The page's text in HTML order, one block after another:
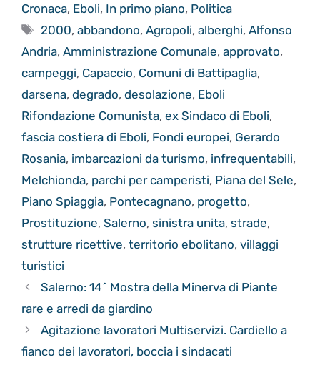
Cronaca, Eboli, In primo piano, Politica
Tag
2000,abbandono,Agropoli,alberghi,Alfonso
Andria, Amministrazione Comunale, approvato,
campeggi, Capaccio, Comuni di Battipaglia,
darsena, degrado, desolazione, Eboli
Rifondazione Comunista, ex Sindaco di Eboli,
fascia costiera di Eboli, Fondi europei, Gerardo
Rosania, imbarcazioni da turismo, infrequentabili,
Melchionda, parchi per camperisti, Piana del Sele,
Piano Spiaggia, Pontecagnano, progetto,
Prostituzione, Salerno, sinistra unita, strade,
strutture ricettive, territorio ebolitano, villaggi
turistici
Salerno: 14^ Mostra della Minerva di Piante
rare e arredi da giardino
Agitazione lavoratori Multiservizi. Cardiello a
fianco dei lavoratori, boccia i sindacati